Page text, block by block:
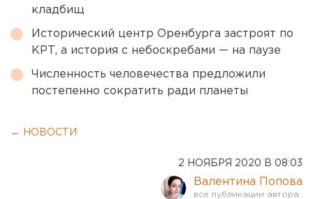
кладбищ
Исторический центр Оренбурга застроят по
КРТ, а история с небоскребами — на паузе
Численность человечества предложили
постепенно сократить ради планеты
← НОВОСТИ
2 НОЯБРЯ 2020 В 08:03
Валентина Попова